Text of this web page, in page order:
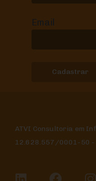
Email
ATVI Consultoria em
12.628.557/0001-50 -